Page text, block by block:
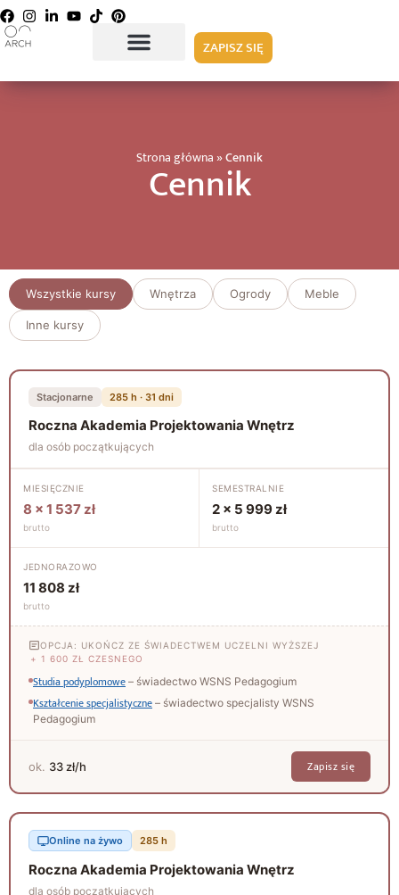
ZAPISZ SIĘ
Strona główna »Cennik
Cennik
Wszystkie kursy Wnętrza Ogrody Meble
Inne kursy
Stacjonarne 285 h · 31 dni
Roczna Akademia Projektowania Wnętrz
dla osób początkujących
MIESIĘCZNIE
8 × 1 537 zł
brutto
SEMESTRALNIE
2 × 5 999 zł
brutto
JEDNORAZOWO
11 808 zł
brutto
OPCJA: UKOŃCZ ZE ŚWIADECTWEM UCZELNI WYŻSZEJ
+ 1 600 ZŁ CZESNEGO
Studia podyplomowe – świadectwo WSNS Pedagogium
Kształcenie specjalistyczne – świadectwo specjalisty WSNS
Pedagogium
ok. 33 zł/h Zapisz się
Online na żywo 285 h
Roczna Akademia Projektowania Wnętrz
dla osób początkujących